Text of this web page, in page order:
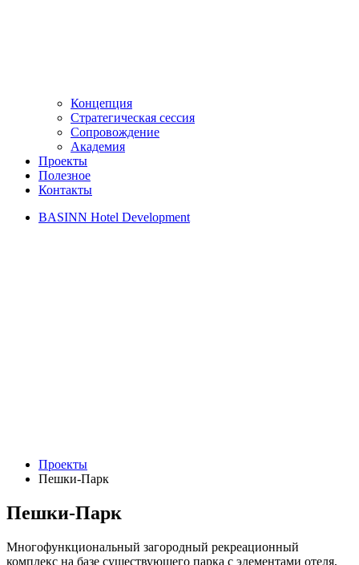
Концепция
Стратегическая сессия
Сопровождение
Академия
Проекты
Полезное
Контакты
BASINN Hotel Development
Проекты
Пешки-Парк
Пешки-Парк
Многофункциональный загородный рекреационный
комплекс на базе существующего парка с элементами отеля,